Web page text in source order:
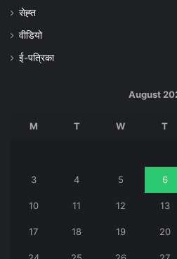
सेह्त
वीडियो
ई-पत्रिका
August
M T W T
3 4 5 6
10 11 12 13
17 18 19 20